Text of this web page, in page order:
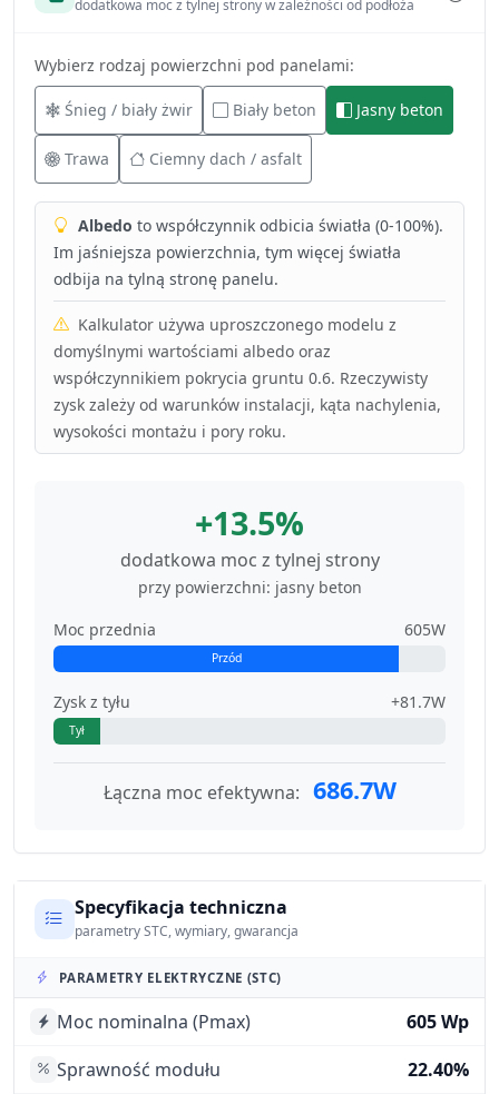
dodatkowa moc z tylnej strony w zależności od podłoża
Wybierz rodzaj powierzchni pod panelami:
Śnieg / biały żwir Biały beton Jasny beton
Trawa Ciemny dach / asfalt
Albedo to współczynnik odbicia światła (0-100%).
Im jaśniejsza powierzchnia, tym więcej światła
odbija na tylną stronę panelu.
Kalkulator używa uproszczonego modelu z
domyślnymi wartościami albedo oraz
współczynnikiem pokrycia gruntu 0.6. Rzeczywisty
zysk zależy od warunków instalacji, kąta nachylenia,
wysokości montażu i pory roku.
+13.5%
dodatkowa moc z tylnej strony
przy powierzchni: jasny beton
Moc przednia
605W
Przód
Zysk z tyłu +81.7W
Tył
Łączna moc efektywna: 686.7W
Specyfikacja techniczna
parametry STC, wymiary, gwarancja
PARAMETRY ELEKTRYCZNE (STC)
Moc nominalna (Pmax)
605 Wp
Sprawność modułu
22.40%